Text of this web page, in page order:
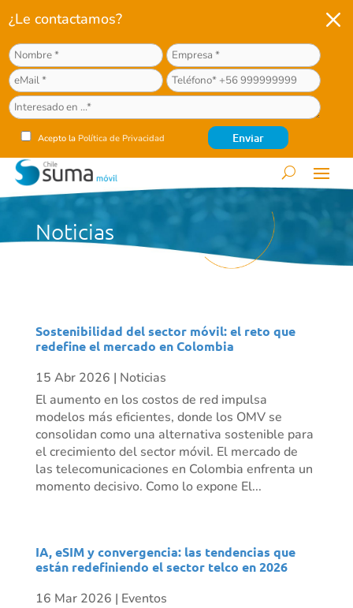
¿Le contactamos?
Acepto la Política de Privacidad
M
Noticias
Sostenibilidad del sector móvil: el reto que
redefine el mercado en Colombia
15 Abr 2026 | Noticias
El aumento en los costos de red impulsa
modelos más eficientes, donde los OMV se
consolidan como una alternativa sostenible para
el crecimiento del sector móvil. El mercado de
las telecomunicaciones en Colombia enfrenta un
momento decisivo. Como lo expone El...
IA, eSIM y convergencia: las tendencias que
están redefiniendo el sector telco en 2026
16 Mar 2026 | Eventos